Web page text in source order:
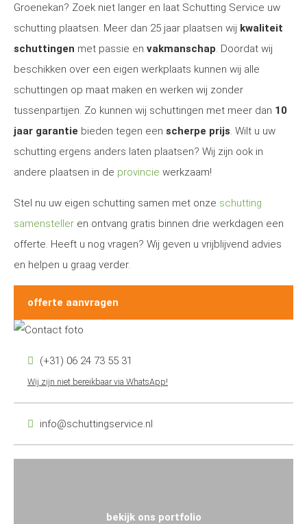
Groenekan? Zoek niet langer en laat Schutting Service uw
schutting plaatsen. Meer dan 25 jaar plaatsen wij kwaliteit
schuttingen met passie en vakmanschap. Doordat wij
beschikken over een eigen werkplaats kunnen wij alle
schuttingen op maat maken en werken wij zonder
tussenpartijen. Zo kunnen wij schuttingen met meer dan 10
jaar garantie bieden tegen een scherpe prijs. Wilt u uw
schutting ergens anders laten plaatsen? Wij zijn ook in
andere plaatsen in de provincie werkzaam!
Stel nu uw eigen schutting samen met onze schutting
samensteller en ontvang gratis binnen drie werkdagen een
offerte. Heeft u nog vragen? Wij geven u vrijblijvend advies
en helpen u graag verder.
offerte aanvragen
(+31) 06 24 73 55 31
Wij zijn niet bereikbaar via WhatsApp!
info@schuttingservice.nl
bekijk ons portfolio